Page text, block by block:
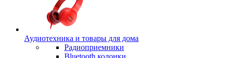
Аудиотехника и товары для дома
Радиоприемники